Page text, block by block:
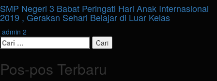
SMP Negeri 3 Babat Peringati Hari Anak Internasional
2019 , Gerakan Sehari Belajar di Luar Kelas
admin 2
Cari
untuk:
Pos-pos Terbaru